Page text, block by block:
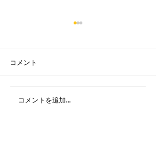
2026/08/01-02 館山交流会
コメント
コメントを追加…